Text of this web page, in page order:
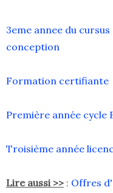
3eme annee du
conception
Formation certifiante
Première année cycle
Troisième année
Lire aussi >> : Offres